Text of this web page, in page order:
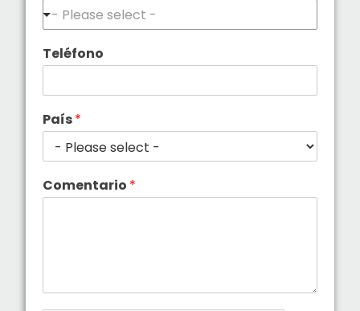
- Please select -
Teléfono
País*
Comentario *